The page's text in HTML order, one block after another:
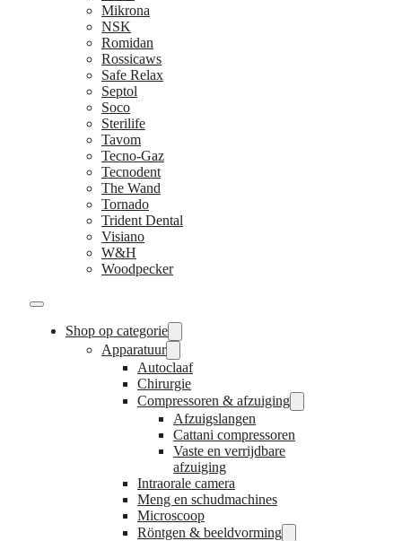
Mikrona
NSK
Romidan
Rossicaws
Safe Relax
Septol
Soco
Sterilife
Tavom
Tecno-Gaz
Tecnodent
The Wand
Tornado
Trident Dental
Visiano
W&H
Woodpecker
Shop op categorie
Apparatuur
Autoclaaf
Chirurgie
Compressoren & afzuiging
Afzuigslangen
Cattani compressoren
Vaste en verrijdbare
afzuiging
Intraorale camera
Meng en schudmachines
Microscoop
Röntgen & beeldvorming